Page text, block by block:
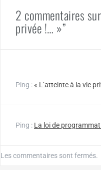
2 commentaires
privée !… »”
Ping :« L’atteinte à la vie
Ping : La loi de
Les commentaires sont fermés.